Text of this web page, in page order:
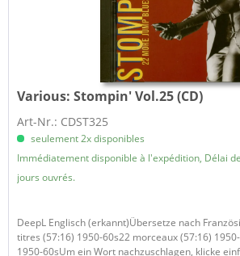
Various:Stompin' Vol.25 (CD)
Art-Nr.: CDST325
seulement 2x disponibles
Immédiatement disponible à l'expédition, Délai
jours ouvrés.
DeepL Englisch (erkannt)Übersetze nach
titres (57:16) 1950-60s22 morceaux (57:16)
1950-60sUm ein Wort nachzuschlagen, klicke